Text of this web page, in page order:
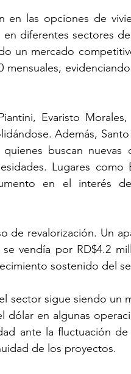
en las opciones de
diferentes sectores
un mercado
mensuales,
Evaristo
Además,
buscan nuevas
Lugares como
en el interés
de revalorización. Un
vendía por RD$4.2
sostenido del
sector sigue siendo un
en algunas
ante la fluctuación
de los proyectos.